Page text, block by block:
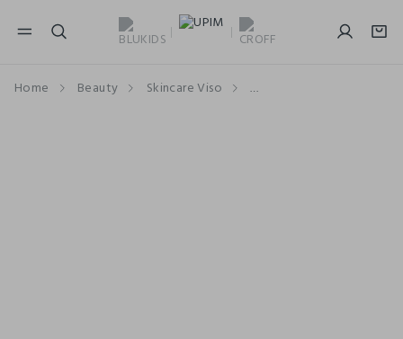
NAVIGATION.ARIA.GOTOMAINCONTENT
Home Beauty Skincare Viso Struccanti E Detergenti